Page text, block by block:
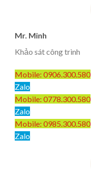
Mr. Minh
Khảo sát công trình
Mobile: 0906.300.580
Zalo
Mobile: 0778.300.580
Zalo
Mobile: 0985.300.580
Zalo